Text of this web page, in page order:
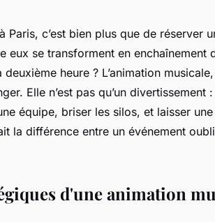
Paris, c’est bien plus que de réserver
eux se transforment en enchaînement
deuxième heure ? L’animation
Elle n’est pas qu’un divertissement
équipe, briser les silos, et laisser
la différence entre un événement
d'une animation